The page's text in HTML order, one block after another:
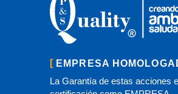
EMPRESA
La Garantía de estas acciones